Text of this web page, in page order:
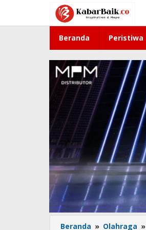
konten
Beranda Peristiwa
Beranda » Olahraga »